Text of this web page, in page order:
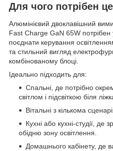
Для чого потрібен
Алюмінієвий двоклавішний
Fast Charge GaN 65W
поєднати керування
та стильний вигляд
комбінованому блоці.
Ідеально підходить для:
Спальні, де потрібно
світлом і підсвіткою біля
Вітальні з кількома
Кухні або кухні-студії, де
обідню зону освітлення.
Домашнього кабінету, де